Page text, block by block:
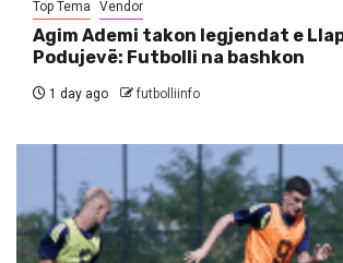
Top Tema Vendor
Agim Ademi takon legjendat e
Podujevë: Futbolli na bashkon
1 day ago futbolliinfo